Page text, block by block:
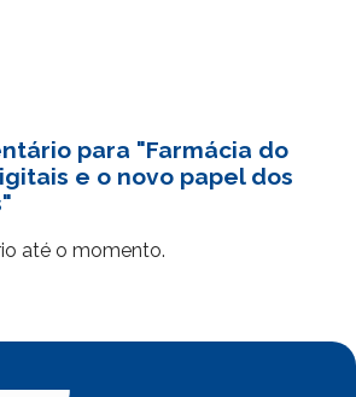
para "Farmácia do
e o novo papel dos
até o momento.